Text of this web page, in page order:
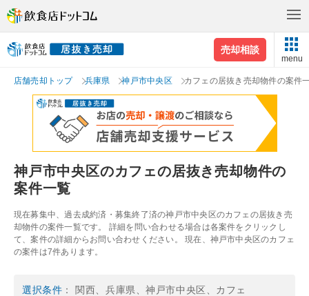
売却相談
menu
店舗売却トップ 兵庫県 神戸市中央区 カフェの居抜き売却物件の案件
神戸市中央区のカフェの居抜き売却物件の
案件一覧
現在募集中、過去成約済・募集終了済の神戸市中央区のカフェの居抜き売
却物件の案件一覧です。 詳細を問い合わせる場合は各案件をクリックし
て、案件の詳細からお問い合わせください。 現在、神戸市中央区のカフェ
の案件は7件あります。
選択条件 ： 関西、兵庫県、神戸市中央区、カフェ